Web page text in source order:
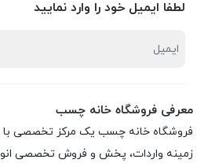
لطفا ایمیل خود را وارد نمایید
معرفی فروشگاه خانه چسب
فروشگاه خانه چسب یک مرکز تخصصی با
زمینه واردات، پخش و فروش تخصصی